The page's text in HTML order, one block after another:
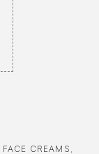
FACE CREAMS ,